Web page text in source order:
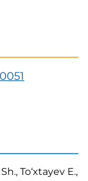
To‘xtayev E.,